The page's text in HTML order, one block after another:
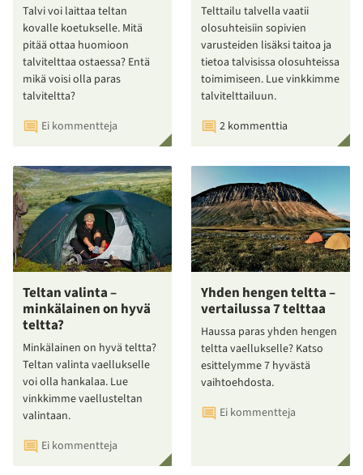
Talvi voi laittaa teltan
kovalle koetukselle. Mitä
pitää ottaa huomioon
talvitelttaa ostaessa? Entä
mikä voisi olla paras
talviteltta?
Ei kommentteja
Telttailu talvella vaatii
olosuhteisiin sopivien
varusteiden lisäksi taitoa ja
tietoa talvisissa olosuhteissa
toimimiseen. Lue vinkkimme
talvitelttailuun.
2 kommenttia
Teltan valinta –
minkälainen on hyvä
teltta?
Minkälainen on hyvä teltta?
Teltan valinta vaellukselle
voi olla hankalaa. Lue
vinkkimme vaellusteltan
valintaan.
Ei kommentteja
Yhden hengen teltta –
vertailussa 7 telttaa
Haussa paras yhden hengen
teltta vaellukselle? Katso
esittelymme 7 hyvästä
vaihtoehdosta.
Ei kommentteja